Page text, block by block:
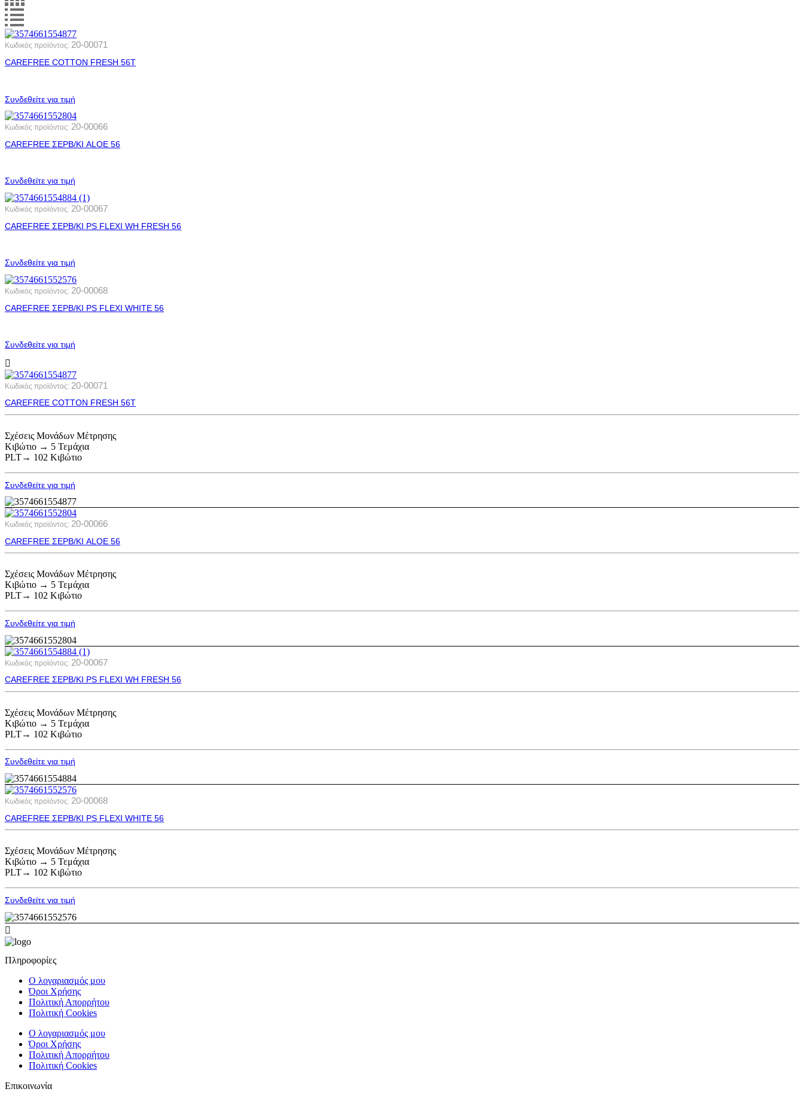
Κωδικός προϊόντος: 20-00071
CAREFREE COTTON FRESH 56Τ
Συνδεθείτε για τιμή
Κωδικός προϊόντος: 20-00066
CAREFREE ΣΕΡΒ/ΚΙ ALOE 56
Συνδεθείτε για τιμή
Κωδικός προϊόντος: 20-00067
CAREFREE ΣΕΡΒ/ΚΙ PS FLEXI WH FRESH 56
Συνδεθείτε για τιμή
Κωδικός προϊόντος: 20-00068
CAREFREE ΣΕΡΒ/ΚΙ PS FLEXI WHITE 56
Συνδεθείτε για τιμή
Κωδικός προϊόντος: 20-00071
CAREFREE COTTON FRESH 56Τ
Σχέσεις Μονάδων Μέτρησης
Κιβώτιο → 5 Τεμάχια
PLT→ 102 Κιβώτιο
Συνδεθείτε για τιμή
Κωδικός προϊόντος: 20-00066
CAREFREE ΣΕΡΒ/ΚΙ ALOE 56
Σχέσεις Μονάδων Μέτρησης
Κιβώτιο → 5 Τεμάχια
PLT→ 102 Κιβώτιο
Συνδεθείτε για τιμή
Κωδικός προϊόντος: 20-00067
CAREFREE ΣΕΡΒ/ΚΙ PS FLEXI WH FRESH 56
Σχέσεις Μονάδων Μέτρησης
Κιβώτιο → 5 Τεμάχια
PLT→ 102 Κιβώτιο
Συνδεθείτε για τιμή
Κωδικός προϊόντος: 20-00068
CAREFREE ΣΕΡΒ/ΚΙ PS FLEXI WHITE 56
Σχέσεις Μονάδων Μέτρησης
Κιβώτιο → 5 Τεμάχια
PLT→ 102 Κιβώτιο
Συνδεθείτε για τιμή
Πληροφορίες
Ο λογαριασμός μου
Όροι Χρήσης
Πολιτική Απορρήτου
Πολιτική Cookies
Ο λογαριασμός μου
Όροι Χρήσης
Πολιτική Απορρήτου
Πολιτική Cookies
Επικοινωνία